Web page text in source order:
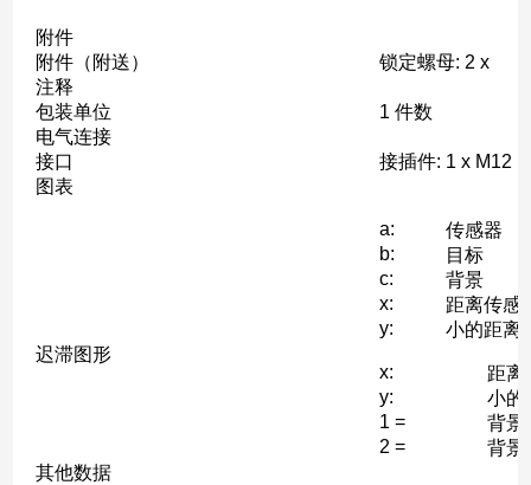
附件
附件（附送）
锁定螺母: 2 x
注释
包装单位
1 件数
电气连接
接口
接插件: 1 x M12
图表
a:
传感器
b:
目标
c:
背景
x:
距离传感
y:
小的距离
迟滞图形
x:
距离
y:
小的
1 =
背景
2 =
背景
其他数据